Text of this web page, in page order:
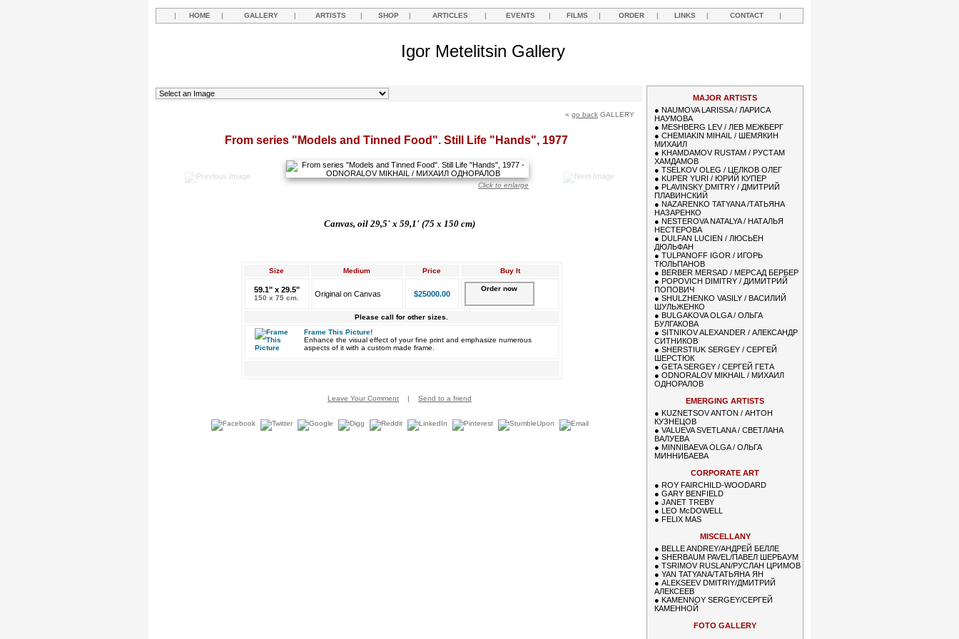
| HOME | GALLERY | ARTISTS | SHOP | ARTICLES | EVENTS | FILMS | ORDER | LINKS | CONTACT |
Igor Metelitsin Gallery
« go back GALLERY
From series "Models and Tinned Food". Still Life "Hands", 1977
Click to enlarge
Canvas, oil 29,5' x 59,1' (75 x 150 cm)
Size Medium Price Buy It
59.1" x 29.5"
150 x 75 cm. Original on Canvas $25000.00
Order now
Please call for other sizes.
Frame This Picture!
Enhance the visual effect of your fine print and emphasize numerous
aspects of it with a custom made frame.
Leave Your Comment | Send to a friend
MAJOR ARTISTS
● NAUMOVA LARISSA / ЛАРИСА
НАУМОВА
● MESHBERG LEV / ЛЕВ МЕЖБЕРГ
● CHEMIAKIN MIHAIL / ШЕМЯКИН
МИХАИЛ
● KHAMDAMOV RUSTAM / РУСТАМ
ХАМДАМОВ
● TSELKOV OLEG / ЦЕЛКОВ ОЛЕГ
● KUPER YURI / ЮРИЙ КУПЕР
● PLAVINSKY DMITRY / ДМИТРИЙ
ПЛАВИНСКИЙ
● NAZARENKO TATYANA /ТАТЬЯНА
НАЗАРЕНКО
● NESTEROVA NATALYA / НАТАЛЬЯ
НЕСТЕРОВА
● DULFAN LUCIEN / ЛЮСЬЕН
ДЮЛЬФАН
● TULPANOFF IGOR / ИГОРЬ
ТЮЛЬПАНОВ
● BERBER MERSAD / МЕРСАД БЕРБЕР
● POPOVICH DIMITRY / ДИМИТРИЙ
ПОПОВИЧ
● SHULZHENKO VASILY / ВАСИЛИЙ
ШУЛЬЖЕНКО
● BULGAKOVA OLGA / ОЛЬГА
БУЛГАКОВА
● SITNIKOV ALEXANDER / АЛЕКСАНДР
СИТНИКОВ
● SHERSTIUK SERGEY / СЕРГЕЙ
ШЕРСТЮК
● GETA SERGEY / СЕРГЕЙ ГЕТА
● ODNORALOV MIKHAIL / МИХАИЛ
ОДНОРАЛОВ
EMERGING ARTISTS
● KUZNETSOV ANTON / АНТОН
КУЗНЕЦОВ
● VALUEVA SVETLANA / СВЕТЛАНА
ВАЛУЕВА
● MINNIBAEVA OLGA / ОЛЬГА
МИННИБАЕВА
CORPORATE ART
● ROY FAIRCHILD-WOODARD
● GARY BENFIELD
● JANET TREBY
● LEO McDOWELL
● FELIX MAS
MISCELLANY
● BELLE ANDREY/АНДРЕЙ БЕЛЛЕ
● SHERBAUM PAVEL/ПАВЕЛ ШЕРБАУМ
● TSRIMOV RUSLAN/РУСЛАН ЦРИМОВ
● YAN TATYANA/ТАТЬЯНА ЯН
● ALEKSEEV DMITRIY/ДМИТРИЙ
АЛЕКСЕЕВ
● KAMENNOY SERGEY/СЕРГЕЙ
КАМЕННОЙ
FOTO GALLERY